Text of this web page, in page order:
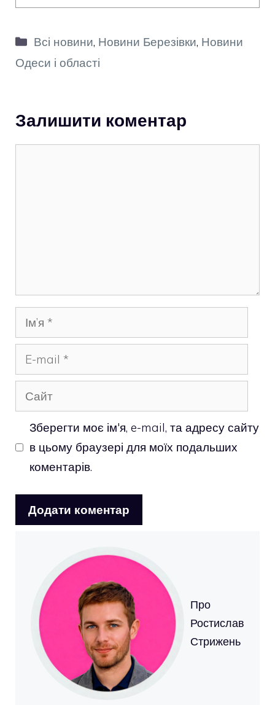
Категорії
Всі новини, Новини Березівки, Новини
Одеси і області
Залишити коментар
Ім’я
mail
Сайт
Зберегти моє ім'я, e-mail, та адресу сайту
в цьому браузері для моїх подальших
коментарів.
Про
Ростислав
Стрижень